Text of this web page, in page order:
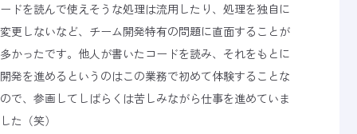
ードを読んで使えそうな処理は流用したり、処理を独自に
変更しないなど、チーム開発特有の問題に直面することが
多かったです。他人が書いたコードを読み、それをもとに
開発を進めるというのはこの業務で初めて体験することな
ので、参画してしばらくは苦しみながら仕事を進めていま
した（笑）